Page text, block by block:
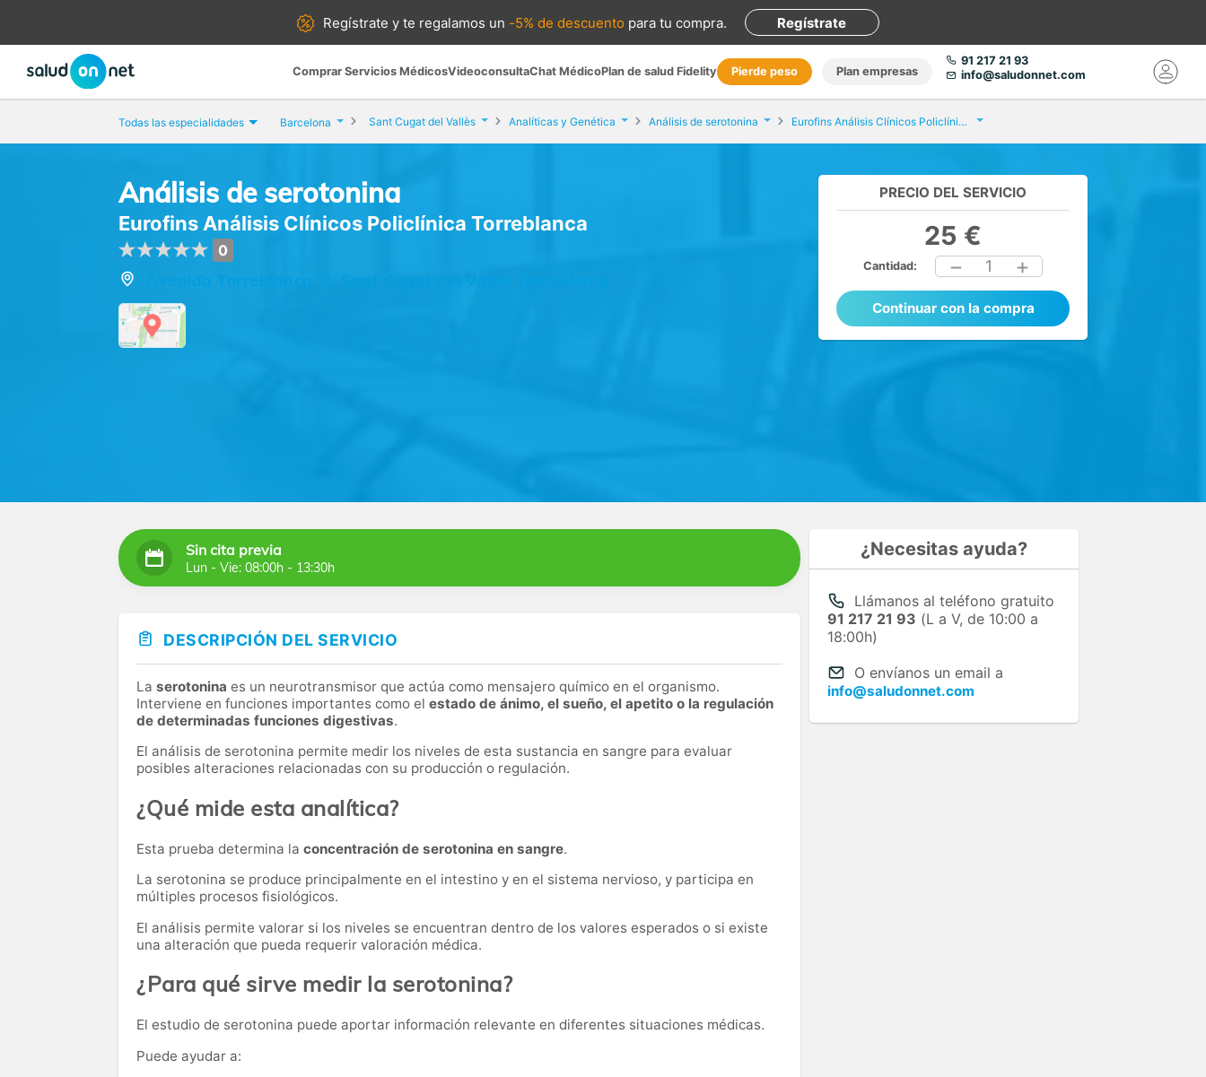
Regístrate yte regalamos un -5% de descuento para tu compra. Regístrate
Comprar Servicios MédicosVideoconsultaChat MédicoPlan de salud Fidelity Pierde peso Plan empresas
91 217 21 93
info@saludonnet.com
Todas las especialidades Barcelona Sant Cugat del Vallès Analíticas y Genética Análisis de serotonina Eurofins Análisis Clínicos Policlínica Torreblanca
Análisis de serotonina
Eurofins Análisis Clínicos Policlínica Torreblanca
0
PRECIO DEL SERVICIO
25 €
Cantidad: 1
Continuar con la compra
Sin cita previa
Lun - Vie: 08:00h - 13:30h
DESCRIPCIÓN DEL SERVICIO
La serotonina es un neurotransmisor que actúa como mensajero químico en el organismo.
Interviene en funciones importantes como el estado de ánimo, el sueño, el apetito o la regulación
de determinadas funciones digestivas.
El análisis de serotonina permite medir los niveles de esta sustancia en sangre para evaluar
posibles alteraciones relacionadas con su producción o regulación.
¿Qué mide esta analítica?
Esta prueba determina la concentración de serotonina en sangre.
La serotonina se produce principalmente en el intestino y en el sistema nervioso, y participa en
múltiples procesos fisiológicos.
El análisis permite valorar si los niveles se encuentran dentro de los valores esperados o si existe
una alteración que pueda requerir valoración médica.
¿Para qué sirve medir la serotonina?
El estudio de serotonina puede aportar información relevante en diferentes situaciones médicas.
Puede ayudar a:
¿Necesitas ayuda?
Llámanos al teléfono gratuito
91 217 21 93 (L a V, de 10:00 a
18:00h)
O envíanos un email a
info@saludonnet.com